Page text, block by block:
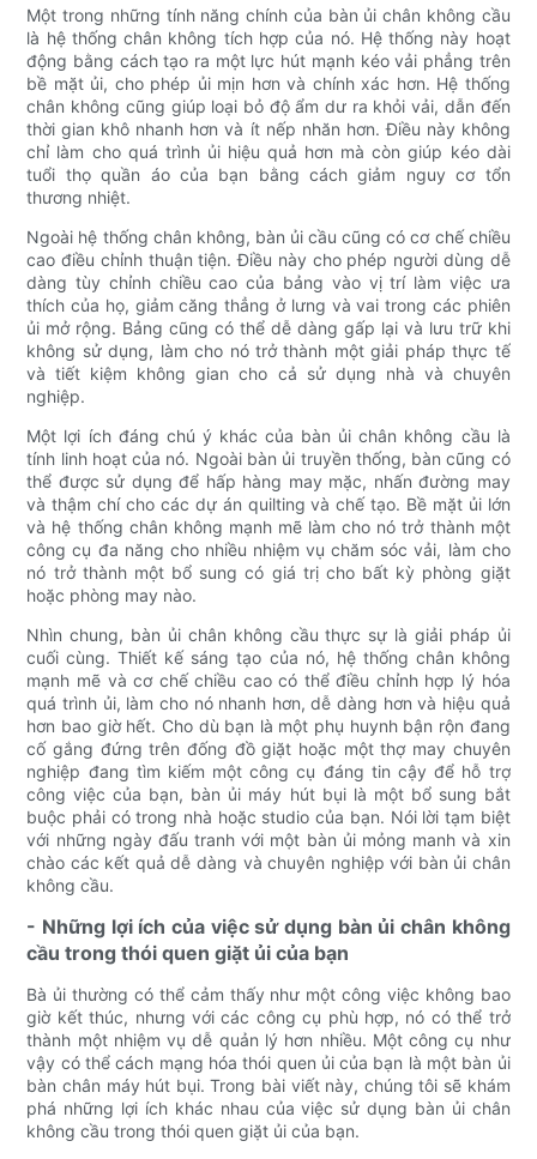
Một trong những tính năng chính của bàn ủi chân không cầu
là hệ thống chân không tích hợp của nó. Hệ thống này hoạt
động bằng cách tạo ra một lực hút mạnh kéo vải phẳng trên
bề mặt ủi, cho phép ủi mịn hơn và chính xác hơn. Hệ thống
chân không cũng giúp loại bỏ độ ẩm dư ra khỏi vải, dẫn đến
thời gian khô nhanh hơn và ít nếp nhăn hơn. Điều này không
chỉ làm cho quá trình ủi hiệu quả hơn mà còn giúp kéo dài
tuổi thọ quần áo của bạn bằng cách giảm nguy cơ tổn
thương nhiệt.
Ngoài hệ thống chân không, bàn ủi cầu cũng có cơ chế chiều
cao điều chỉnh thuận tiện. Điều này cho phép người dùng dễ
dàng tùy chỉnh chiều cao của bảng vào vị trí làm việc ưa
thích của họ, giảm căng thẳng ở lưng và vai trong các phiên
ủi mở rộng. Bảng cũng có thể dễ dàng gấp lại và lưu trữ khi
không sử dụng, làm cho nó trở thành một giải pháp thực tế
và tiết kiệm không gian cho cả sử dụng nhà và chuyên
nghiệp.
Một lợi ích đáng chú ý khác của bàn ủi chân không cầu là
tính linh hoạt của nó. Ngoài bàn ủi truyền thống, bàn cũng có
thể được sử dụng để hấp hàng may mặc, nhấn đường may
và thậm chí cho các dự án quilting và chế tạo. Bề mặt ủi lớn
và hệ thống chân không mạnh mẽ làm cho nó trở thành một
công cụ đa năng cho nhiều nhiệm vụ chăm sóc vải, làm cho
nó trở thành một bổ sung có giá trị cho bất kỳ phòng giặt
hoặc phòng may nào.
Nhìn chung, bàn ủi chân không cầu thực sự là giải pháp ủi
cuối cùng. Thiết kế sáng tạo của nó, hệ thống chân không
mạnh mẽ và cơ chế chiều cao có thể điều chỉnh hợp lý hóa
quá trình ủi, làm cho nó nhanh hơn, dễ dàng hơn và hiệu quả
hơn bao giờ hết. Cho dù bạn là một phụ huynh bận rộn đang
cố gắng đứng trên đống đồ giặt hoặc một thợ may chuyên
nghiệp đang tìm kiếm một công cụ đáng tin cậy để hỗ trợ
công việc của bạn, bàn ủi máy hút bụi là một bổ sung bắt
buộc phải có trong nhà hoặc studio của bạn. Nói lời tạm biệt
với những ngày đấu tranh với một bàn ủi mỏng manh và xin
chào các kết quả dễ dàng và chuyên nghiệp với bàn ủi chân
không cầu.
- Những lợi ích của việc sử dụng bàn ủi chân không
cầu trong thói quen giặt ủi của bạn
Bà ủi thường có thể cảm thấy như một công việc không bao
giờ kết thúc, nhưng với các công cụ phù hợp, nó có thể trở
thành một nhiệm vụ dễ quản lý hơn nhiều. Một công cụ như
vậy có thể cách mạng hóa thói quen ủi của bạn là một bàn ủi
bàn chân máy hút bụi. Trong bài viết này, chúng tôi sẽ khám
phá những lợi ích khác nhau của việc sử dụng bàn ủi chân
không cầu trong thói quen giặt ủi của bạn.